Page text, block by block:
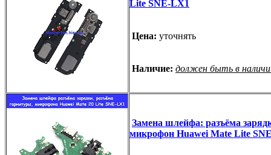
Lite SNE-LX1
Цена: уточнять
Наличие: должен быть в
Замена шлейфа: разъёма
микрофон Huawei Mate Lite